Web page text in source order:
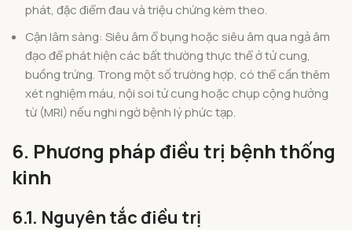
phát, đặc điểm đau và triệu chứng kèm theo.
Cận lâm sàng: Siêu âm ổ bụng hoặc siêu âm qua ngả âm
đạo để phát hiện các bất thường thực thể ở tử cung,
buồng trứng. Trong một số trường hợp, có thể cần thêm
xét nghiệm máu, nội soi tử cung hoặc chụp cộng hưởng
từ (MRI) nếu nghi ngờ bệnh lý phức tạp.
6. Phương pháp điều trị bệnh thống
kinh
6.1. Nguyên tắc điều trị